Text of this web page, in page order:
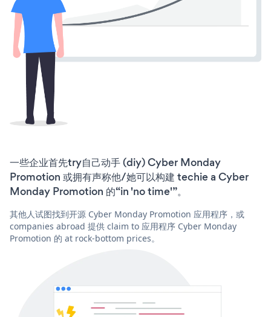
一些企业首先try自己动手 (diy) Cyber Monday
Promotion 或拥有声称他/她可以构建 techie a Cyber
Monday Promotion 的“in 'no time'”。
其他人试图找到开源 Cyber Monday Promotion 应用程序，或
companies abroad 提供 claim to 应用程序 Cyber Monday
Promotion 的 at rock-bottom prices。